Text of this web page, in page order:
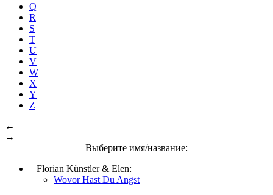
Q
R
S
T
U
V
W
X
Y
Z
←
→
Выберите имя/название:
Florian Künstler & Elen:
Wovor Hast Du Angst